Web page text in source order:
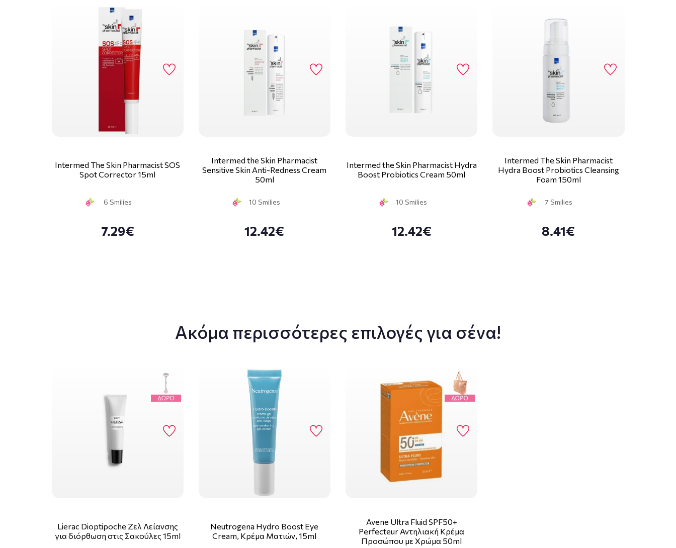
Intermed The Skin Pharmacist SOS
Spot Corrector 15ml
6 Smilies
7.29€
Intermed the Skin Pharmacist
Sensitive Skin Anti-Redness Cream
50ml
10 Smilies
12.42€
Intermed the Skin Pharmacist Hydra
Boost Probiotics Cream 50ml
10 Smilies
12.42€
Intermed The Skin Pharmacist
Hydra Boost Probiotics Cleansing
Foam 150ml
7 Smilies
8.41€
Ακόμα περισσότερες επιλογές για σένα!
Lierac Dioptipoche Ζελ Λείανσης
για διόρθωση στις Σακούλες 15ml
Neutrogena Hydro Boost Eye
Cream, Κρέμα Ματιών, 15ml
Avene Ultra Fluid SPF50+
Perfecteur Αντηλιακή Κρέμα
Προσώπου με Χρώμα 50ml